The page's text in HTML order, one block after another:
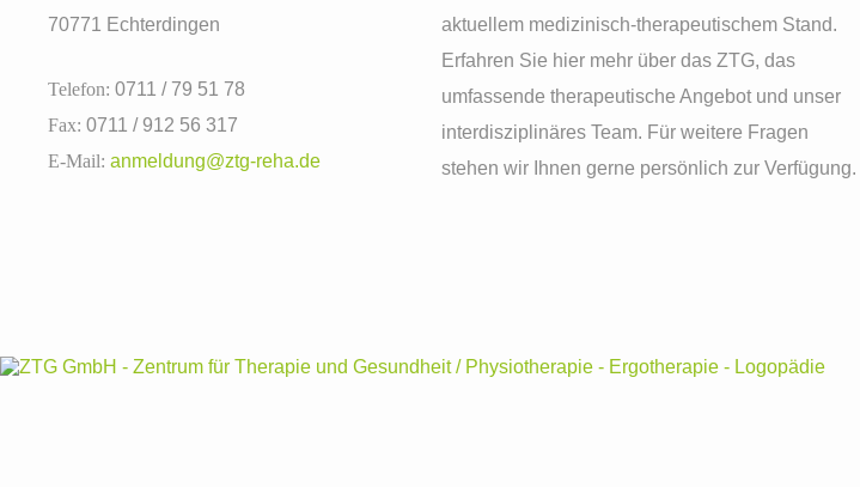
70771 Echterdingen
Telefon: 0711 / 79 51 78
Fax: 0711 / 912 56 317
E-Mail: anmeldung@ztg-reha.de
aktuellem medizinisch-therapeutischem Stand.
Erfahren Sie hier mehr über das ZTG, das
umfassende therapeutische Angebot und unser
interdisziplinäres Team. Für weitere Fragen
stehen wir Ihnen gerne persönlich zur Verfügung.